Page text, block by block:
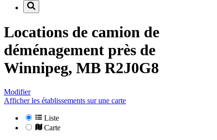
Locations de camion de
déménagement près de
Winnipeg, MB R2J0G8
Modifier
Afficher les établissements sur une carte
Liste
Carte